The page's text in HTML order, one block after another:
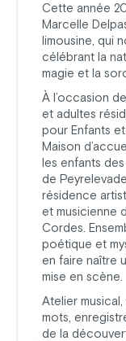
Cette année
Marcelle
limousine, qui
célébrant la
magie et la
À l’occasion
et adultes
pour Enfants
Maison
les enfants des
de
résidence
et musicienne
Cordes.
poétique et
en faire naître
mise en scène.
Atelier
mots,
de la